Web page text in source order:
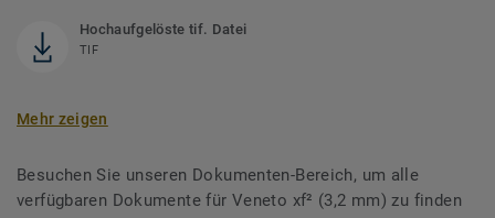
Hochaufgelöste tif. Datei
TIF
Mehr zeigen
Besuchen Sie unseren Dokumenten-Bereich, um alle
verfügbaren Dokumente für Veneto xf² (3,2 mm) zu finden